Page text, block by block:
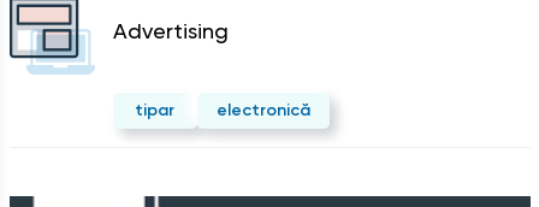
Advertising
tipar electronică